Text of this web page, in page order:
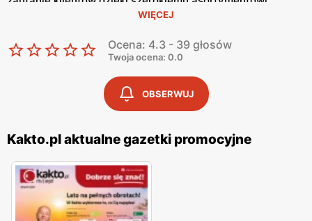
konkurencyjnym cenom oraz regularnym
obejmuje produkty znanych marek,
gwarantując wysoką jakość i niezawodność.
Kakto.plsą wydawane regularnie, zazwyczaj
co miesiąc, prezentując najnowsze oferty i specjalne
zniżki. Dzięki nim klienci mogą na bieżąco śledzić
najnowsze promocje i planować zakupy, korzystając z
wyjątkowych okazji. Sklep oferuje również sezonowe
wyprzedaże oraz programy lojalnościowe, które
dodatkowo zwiększają atrakcyjność oferty. Zakupy w
Kakto.plsą proste i wygodne dzięki intuicyjnej stronie
WIĘCEJ
Ocena: 4.3 - 39 głosów
Twoja ocena: 0.0
OBSERWUJ
Kakto.pl aktualne gazetki promocyjne